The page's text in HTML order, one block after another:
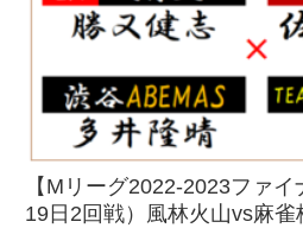
【Mリーグ2022-2023ファ
19日2回戦）風林火山vs麻雀